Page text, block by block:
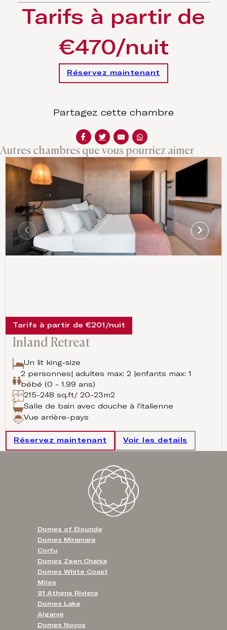
Tarifs à partir de
€470/nuit
Réservez maintenant
Partagez cette chambre
Autres chambres que vous pourriez aimer
Inland Retreat
Un lit king-size
2 personnes| adultes max: 2 |enfants max: 1
bébé (0 - 1.99 ans)
215-248 sq.ft/ 20-23m2
Salle de bain avec douche à l'italienne
Vue arrière-pays
Tarifs à partir de €201/nuit
Réservez maintenant Voir les details
Domes of Elounda
Domes Miramare
Corfu
Domes Zeen Chania
Domes White Coast
Milos
91 Athens Riviera
Domes Lake
Algarve
Domes Novos